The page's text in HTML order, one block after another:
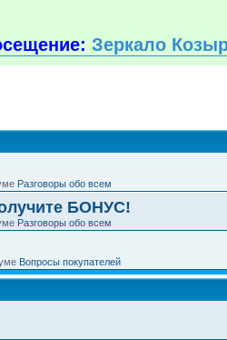
Зеркало
Разговоры обо всем
БОНУС!
Разговоры обо всем
Вопросы покупателей